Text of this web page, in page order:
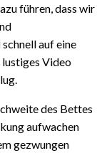
führen, dass wir
auf eine
Video
des Bettes
aufwachen
gezwungen